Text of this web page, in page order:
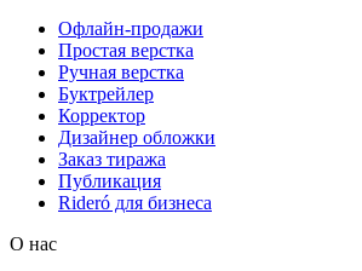
Офлайн-продажи
Простая верстка
Ручная верстка
Буктрейлер
Корректор
Дизайнер обложки
Заказ тиража
Публикация
Rideró для бизнеса
О нас